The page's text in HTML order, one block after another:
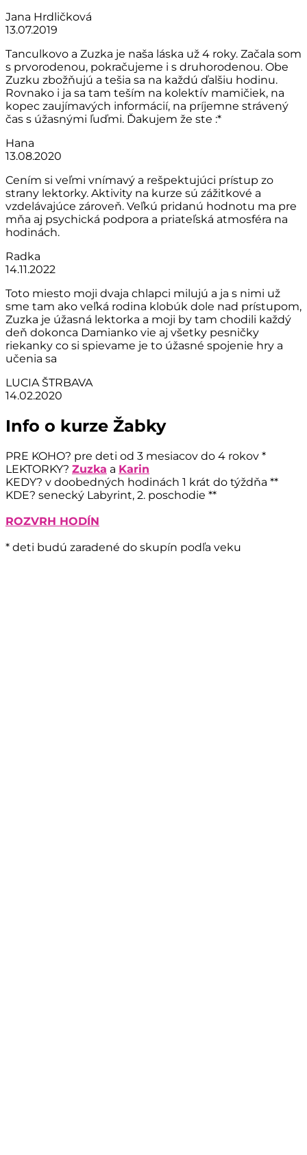
Jana Hrdličková
13.07.2019
Tanculkovo a Zuzka je naša láska už 4 roky. Začala som
s prvorodenou, pokračujeme i s druhorodenou. Obe
Zuzku zbožňujú a tešia sa na každú ďalšiu hodinu.
Rovnako i ja sa tam teším na kolektív mamičiek, na
kopec zaujímavých informácií, na príjemne strávený
čas s úžasnými ľuďmi. Ďakujem že ste :*
Hana
13.08.2020
Cením si veľmi vnímavý a rešpektujúci prístup zo
strany lektorky. Aktivity na kurze sú zážitkové a
vzdelávajúce zároveň. Veľkú pridanú hodnotu ma pre
mňa aj psychická podpora a priateľská atmosféra na
hodinách.
Radka
14.11.2022
Toto miesto moji dvaja chlapci milujú a ja s nimi už
sme tam ako veľká rodina klobúk dole nad prístupom,
Zuzka je úžasná lektorka a moji by tam chodili každý
deň dokonca Damianko vie aj všetky pesničky
riekanky co si spievame je to úžasné spojenie hry a
učenia sa
LUCIA ŠTRBAVA
14.02.2020
Info o kurze Žabky
PRE KOHO? pre deti od 3 mesiacov do 4 rokov *
LEKTORKY? Zuzka a Karin
KEDY? v doobedných hodinách 1 krát do týždňa **
KDE? senecký Labyrint, 2. poschodie **
ROZVRH HODÍN
* deti budú zaradené do skupín podľa veku